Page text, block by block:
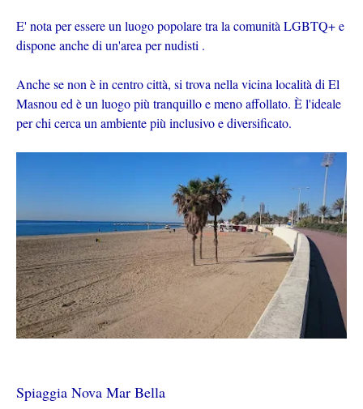
E' nota per essere un luogo popolare tra la comunità LGBTQ+ e
dispone anche di un'area per nudisti .
Anche se non è in centro città, si trova nella vicina località di El
Masnou ed è un luogo più tranquillo e meno affollato. È l'ideale
per chi cerca un ambiente più inclusivo e diversificato.
Spiaggia Nova Mar Bella